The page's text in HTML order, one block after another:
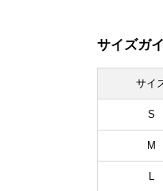
サイズガ
サイ
S
M
L